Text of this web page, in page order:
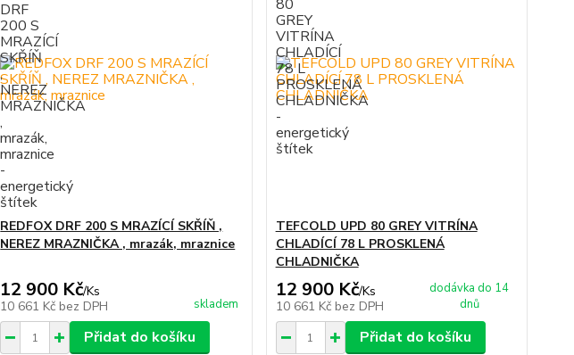
REDFOX DRF 200 S MRAZÍCÍ SKŘÍŇ ,
NEREZ MRAZNIČKA , mrazák, mraznice
12 900 Kč/Ks
10 661 Kč bez DPH skladem
Přidat do košíku
TEFCOLD UPD 80 GREY VITRÍNA
CHLADÍCÍ 78 L PROSKLENÁ
CHLADNIČKA
12 900 Kč/Ks
10 661 Kč bez DPH
dodávka do 14
dnů
Přidat do košíku